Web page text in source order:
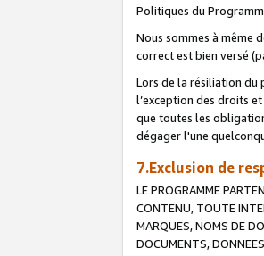
Politiques du
Nous sommes à même
correct est bien versé
Lors de la résiliation du
l’exception des droits
que toutes les
dégager l'une
7.Exclusion de
LE PROGRAMME
CONTENU, TOUTE
MARQUES, NOMS DE
DOCUMENTS,